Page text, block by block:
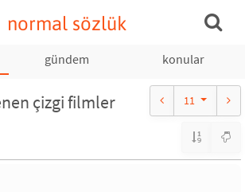
normal sözlük
gündem konular
çizgi filmler 11